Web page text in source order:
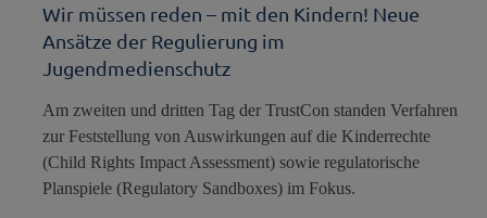
Wir müssen reden – mit den Kindern! Neue
Ansätze der Regulierung im
Jugendmedienschutz
Am zweiten und dritten Tag der TrustCon standen Verfahren
zur Feststellung von Auswirkungen auf die Kinderrechte
(Child Rights Impact Assessment) sowie regulatorische
Planspiele (Regulatory Sandboxes) im Fokus.